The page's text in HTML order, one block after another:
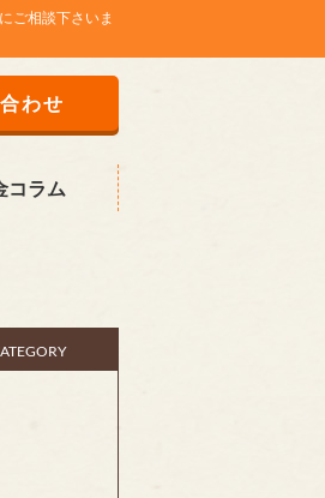
ご相談下さいま
わせ
コラム